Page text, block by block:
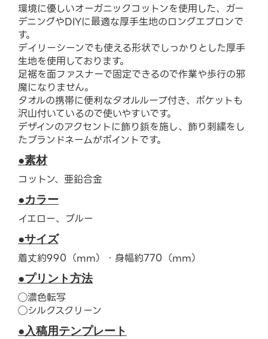
環境に優しいオーガニックコットンを使用した、ガー
デニングやDIYに最適な厚手生地のロングエプロンで
す。
デイリーシーンでも使える形状でしっかりとした厚手
生地を使用しております。
足裾を面ファスナーで固定できるので作業や歩行の邪
魔になりません。
タオルの携帯に便利なタオルループ付き、ポケットも
沢山付いているので使いやすいです。
デザインのアクセントに飾り鋲を施し、飾り刺繍をし
たブランドネームがポイントです。
●素材
コットン、亜鉛合金
●カラー
イエロー、ブルー
●サイズ
着丈約990（mm）・身幅約770（mm）
●プリント方法
◯濃色転写
◯シルクスクリーン
●入稿用テンプレート